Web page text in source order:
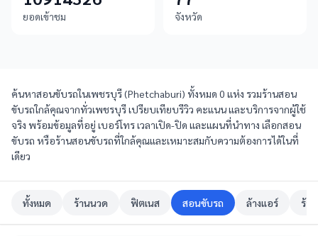
ยอดเข้าชม จังหวัด
ค้นหาสอนขับรถในเพชรบุรี (Phetchaburi) ทั้งหมด 0 แห่ง รวมร้านสอน
ขับรถใกล้คุณจากทั่วเพชรบุรี เปรียบเทียบรีวิว คะแนน และบริการจากผู้ใช้
จริง พร้อมข้อมูลที่อยู่ เบอร์โทร เวลาเปิด-ปิด และแผนที่นำทาง เลือกสอน
ขับรถ หรือร้านสอนขับรถที่ใกล้คุณและเหมาะสมกับความต้องการได้ในที่
เดียว
ทั้งหมด ร้านนวด ฟิตเนส สอนขับรถ ล้างแอร์ ร้า